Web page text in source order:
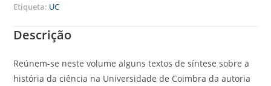
Etiqueta: UC
Descrição
Reúnem-se neste volume alguns textos de síntese sobre a
história da ciência na Universidade de Coimbra da autoria